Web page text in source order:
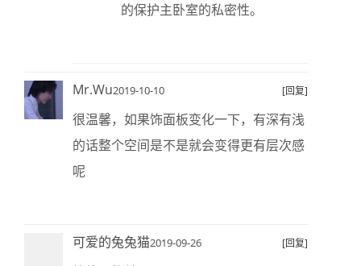
的保护主卧室的私密性。
Mr.Wu2019-10-10 [回复]
很温馨，如果饰面板变化一下，有深有浅
的话整个空间是不是就会变得更有层次感
呢
可爱的兔兔猫2019-09-26 [回复]